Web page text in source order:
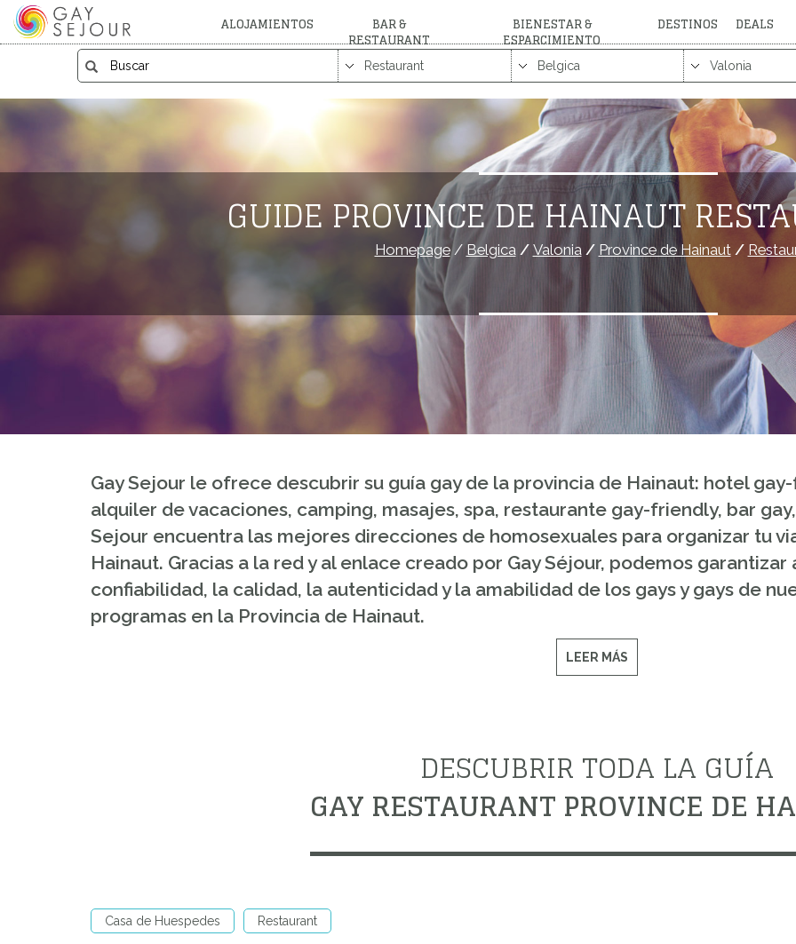
ALOJAMIENTOS BAR &
RESTAURANT
BIENESTAR &
ESPARCIMIENTO
DESTINOS DEALS
GUIDE PROVINCE DE HAINAUT
Homepage/ Belgica/ Valonia/ Province de Hainaut/
Gay Sejour le ofrece descubrir su guía gay de la provincia de Hainaut: hotel
alquiler de vacaciones, camping, masajes, spa, restaurante gay-friendly, bar
Sejour encuentra las mejores direcciones de homosexuales para organizar tu
Hainaut. Gracias a la red y al enlace creado por Gay Séjour, podemos
confiabilidad, la calidad, la autenticidad y la amabilidad de los gays y gays de
programas en la Provincia de Hainaut.
LEER MÁS
DESCUBRIR TODA LA GUÍA
GAY RESTAURANT PROVINCE DE
Casa de Huespedes Restaurant